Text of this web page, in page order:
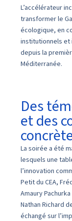
L’accélérateur
transformer le
écologique, en
institutionnels et
depuis la
Méditerranée.
Des
et des
La soirée a été
lesquels une
l’innovation
Petit du CEA,
Amaury
Nathan Richard
échangé sur